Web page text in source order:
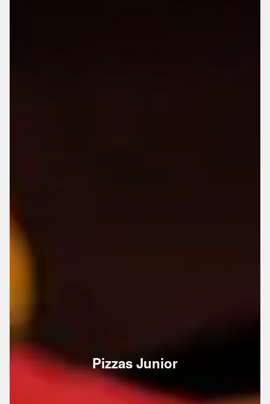
Pizzas Junior